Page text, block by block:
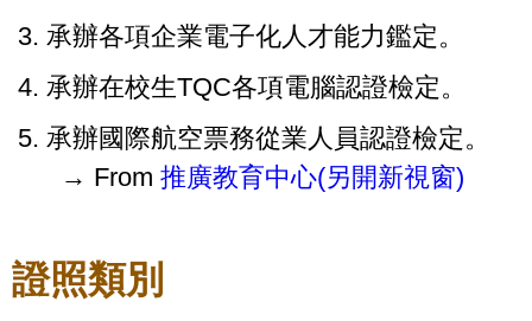
3. 承辦各項企業電子化人才能力鑑定。
4. 承辦在校生TQC各項電腦認證檢定。
5. 承辦國際航空票務從業人員認證檢定。
→ From 推廣教育中心(另開新視窗)
證照類別